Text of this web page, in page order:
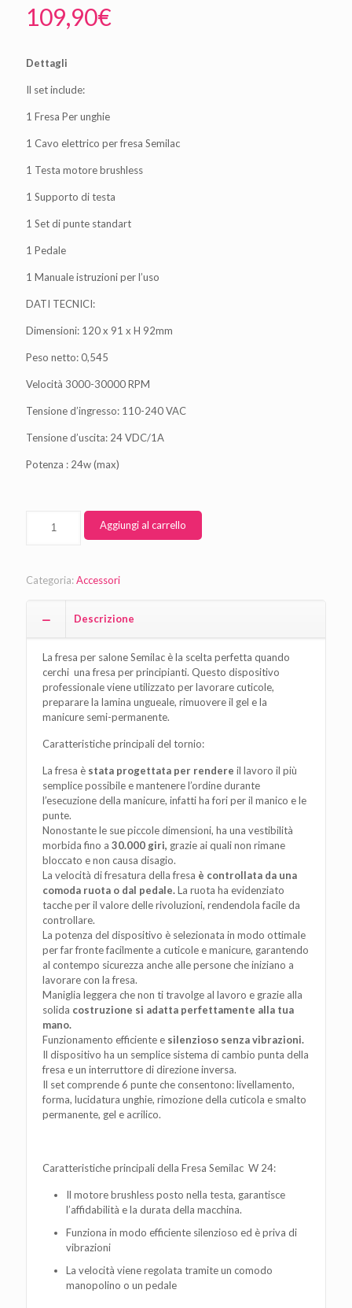
109,90€
Dettagli
Il set include:
1 Fresa Per unghie
1 Cavo elettrico per fresa Semilac
1 Testa motore brushless
1 Supporto di testa
1 Set di punte standart
1 Pedale
1 Manuale istruzioni per l’uso
DATI TECNICI:
Dimensioni: 120 x 91 x H 92mm
Peso netto: 0,545
Velocità 3000-30000 RPM
Tensione d’ingresso: 110-240 VAC
Tensione d’uscita: 24 VDC/1A
Potenza : 24w (max)
Aggiungi al carrello
Categoria:Accessori
Descrizione
La fresa per salone Semilac è la scelta perfetta quando
cerchi una fresa per principianti. Questo dispositivo
professionale viene utilizzato per lavorare cuticole,
preparare la lamina ungueale, rimuovere il gel e la
manicure semi-permanente.
Caratteristiche principali del tornio:
La fresa è stata progettata per rendere il lavoro il più
semplice possibile e mantenere l’ordine durante
l’esecuzione della manicure, infatti ha fori per il manico e le
punte.
Nonostante le sue piccole dimensioni, ha una vestibilità
morbida fino a 30.000 giri, grazie ai quali non rimane
bloccato e non causa disagio.
La velocità di fresatura della fresa è controllata da una
comoda ruota o dal pedale.La ruota ha evidenziato
tacche per il valore delle rivoluzioni, rendendola facile da
controllare.
La potenza del dispositivo è selezionata in modo ottimale
per far fronte facilmente a cuticole e manicure, garantendo
al contempo sicurezza anche alle persone che iniziano a
lavorare con la fresa.
Maniglia leggera che non ti travolge al lavoro e grazie alla
solida costruzione si adatta perfettamente alla tua
mano.
Funzionamento efficiente e silenzioso senza vibrazioni.
Il dispositivo ha un semplice sistema di cambio punta della
fresa e un interruttore di direzione inversa.
Il set comprende 6 punte che consentono: livellamento,
forma, lucidatura unghie, rimozione della cuticola e smalto
permanente, gel e acrilico.
Caratteristiche principali della Fresa Semilac W 24:
Il motore brushless posto nella testa, garantisce
l’affidabilità e la durata della macchina.
Funziona in modo efficiente silenzioso ed è priva di
vibrazioni
La velocità viene regolata tramite un comodo
manopolino o un pedale